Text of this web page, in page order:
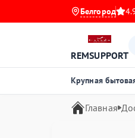
Белгород
REMSUPPORT
Крупная
Главная